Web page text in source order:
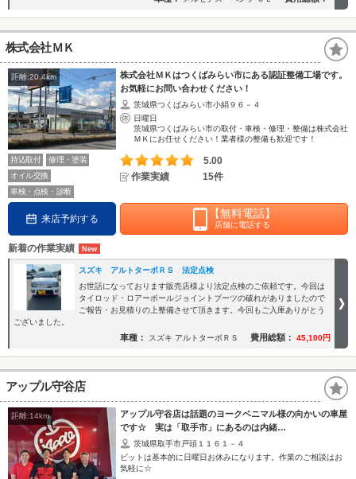
株式会社ＭＫ
距離:20.4km
株式会社ＭＫはつくばみらい市にある認証整備工場です。
お気軽にお問い合わせください！
茨城県つくばみらい市小絹９６－４
日曜日
茨城県つくばみらい市の取付・車検・修理・整備は株式会社
ＭＫにお任せください！業者様の整備も歓迎です！
持込取付
修理・塗装
オイル交換
車検・点検・診断
5.00
作業実績
15件
来店予約する 【無料電話】
店舗に電話する
新着の作業実績
スズキ アルトターボＲＳ 法定点検
お世話になっております販売店様より法定点検のご依頼です。今回は
タイロッド・ロアーボールジョイントブーツの破れがありましたので
ご報告・お見積りの上整備させて頂きます。今回もご入庫ありがとう
ございました。
車種： スズキ アルトターボＲＳ 費用総額： 45,100円
アップル守谷店
距離:14km
アップル守谷店は話題のヨークベニマル様の向かいの車屋
です☆ 実は「取手市」にあるのは内緒…
茨城県取手市戸頭１１６１－４
ピットは基本的に日曜日お休みになります。作業のご相談はお
気軽に☆